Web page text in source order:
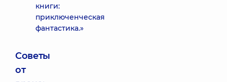
книги:
приключенческая
фантастика.»
Советы
от